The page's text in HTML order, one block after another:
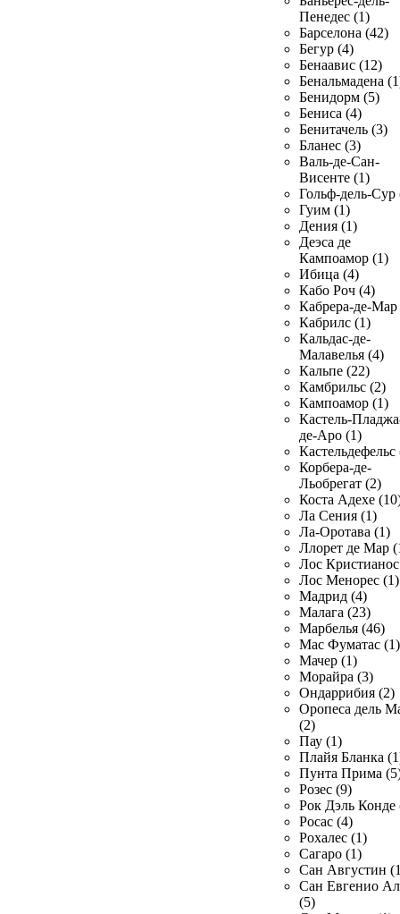
Пенедес (1)
Барселона (42)
Бегур (4)
Бенаавис (12)
Бенальмадена
Бенидорм (5)
Бениса (4)
Бенитачель (3)
Бланес (3)
Валь-де-Сан-
Висенте (1)
Гольф-дель-Сур
Гуим (1)
Дения (1)
Деэса де
Кампоамор (1)
Ибица (4)
Кабо Роч (4)
Кабрера-де-Мар
Кабрилс (1)
Кальдас-де-
Малавелья (4)
Кальпе (22)
Камбрильс (2)
Кампоамор (1)
Кастель-
де-Аро (1)
Кастельдефельс
Корбера-де-
Льобрегат (2)
Коста Адехе
Ла Сения (1)
Ла-Оротава (1)
Ллорет де Мар
Лос
Лос Менорес (1)
Мадрид (4)
Малага (23)
Марбелья (46)
Мас Фуматас (1)
Мачер (1)
Морайра (3)
Ондаррибия (2)
Оропеса дель
(2)
Пау (1)
Плайя Бланка
Пунта Прима
Розес (9)
Рок Дэль Конде
Росас (4)
Рохалес (1)
Сагаро (1)
Сан Августин
Сан Евгенио
(5)